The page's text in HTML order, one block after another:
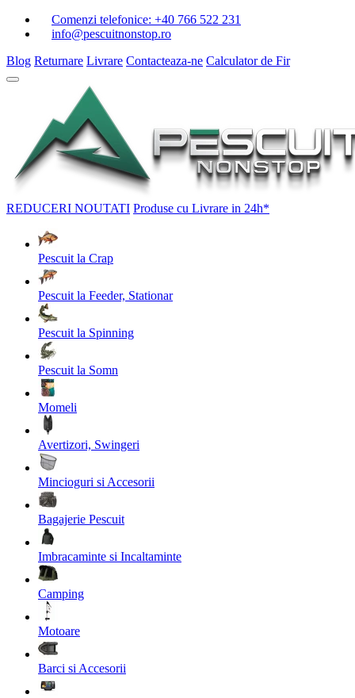
Comenzi telefonice: +40 766 522 231
info@pescuitnonstop.ro
Blog Returnare Livrare Contacteaza-ne Calculator de Fir
REDUCERI NOUTATI Produse cu Livrare in 24h*
Pescuit la Crap
Pescuit la Feeder, Stationar
Pescuit la Spinning
Pescuit la Somn
Momeli
Avertizori, Swingeri
Mincioguri si Accesorii
Bagajerie Pescuit
Imbracaminte si Incaltaminte
Camping
Motoare
Barci si Accesorii